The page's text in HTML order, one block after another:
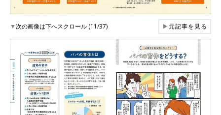
▼次の画像は下へスクロール (11/37) ▶元記事を見る